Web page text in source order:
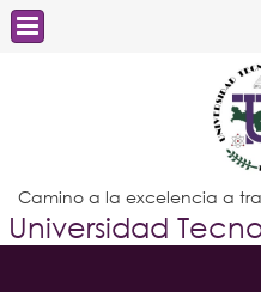
Camino a la excelencia a
Universidad